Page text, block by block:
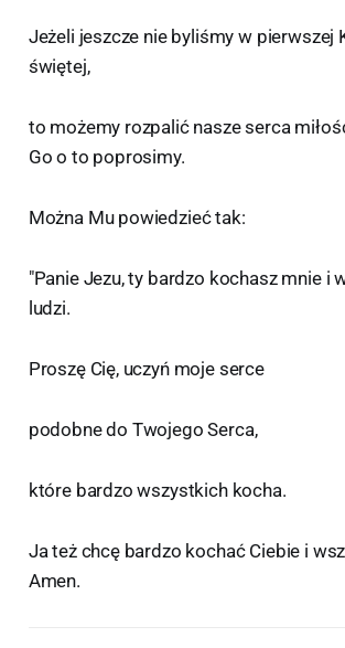
Jeżeli jeszcze nie byliśmy w pierwszej
świętej,
to możemy rozpalić nasze serca
Go o to poprosimy.
Można Mu powiedzieć tak:
"Panie Jezu, ty bardzo kochasz mnie i
ludzi.
Proszę Cię, uczyń moje serce
podobne do Twojego Serca,
które bardzo wszystkich kocha.
Ja też chcę bardzo kochać Ciebie i
Amen.